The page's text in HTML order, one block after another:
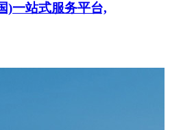
)一站式服务平台,